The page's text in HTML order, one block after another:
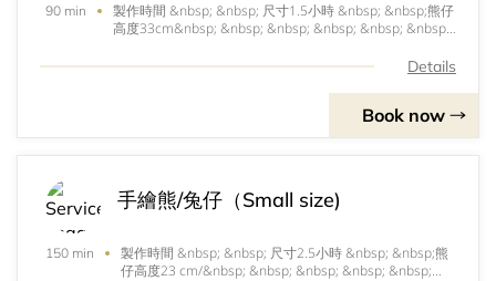
90 min
製作時間 &nbsp; &nbsp; 尺寸1.5小時 &nbsp; &nbsp;熊仔
高度33cm&nbsp; &nbsp; &nbsp; &nbsp; &nbsp; &nbsp;
Details
Book now
手繪熊/兔仔（Small size)
150 min
製作時間 &nbsp; &nbsp; 尺寸2.5小時 &nbsp; &nbsp;熊
仔高度23 cm/&nbsp; &nbsp; &nbsp; &nbsp; &nbsp;